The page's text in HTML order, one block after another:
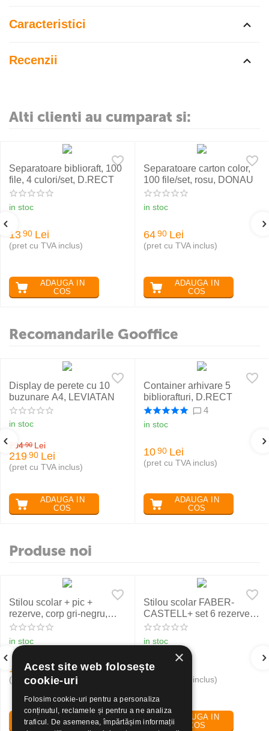
Caracteristici
Recenzii
Alti clienti au cumparat si:
Separatoare biblioraft, 100
file, 4 culori/set, D.RECT
in stoc
13 90 Lei
(pret cu TVA inclus)
ADAUGA IN
COS
Separatoare carton color,
100 file/set, rosu, DONAU
in stoc
64 90 Lei
(pret cu TVA inclus)
ADAUGA IN
COS
Recomandarile Gooffice
Display de perete cu 10
buzunare A4, LEVIATAN
in stoc
234 90 Lei
219 90 Lei
(pret cu TVA inclus)
ADAUGA IN
COS
Container arhivare 5
bibliorafturi, D.RECT
4
in stoc
10 90 Lei
(pret cu TVA inclus)
ADAUGA IN
COS
Produse noi
Stilou scolar + pic +
rezerve, corp gri-negru,
NXT Eberhard Faber
in stoc
19 30 Lei
(pret cu TVA inclus)
ADAUGA IN
COS
Stilou scolar FABER-
CASTELL+ set 6 rezerve,
rosu
in stoc
24
(pret cu TVA inclus)
ADAUGA IN
COS
×
Acest site web folosește
cookie-uri
Folosim cookie-uri pentru a personaliza
conținutul, reclamele și pentru a ne analiza
traficul. De asemenea, împărtășim informații